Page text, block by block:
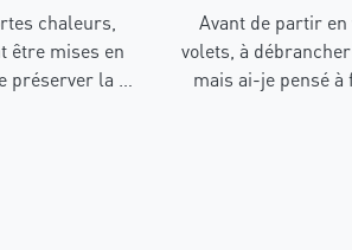
chaleurs,
être mises en
préserver la
Avant de partir
volets, à
mais ai-je pensé à